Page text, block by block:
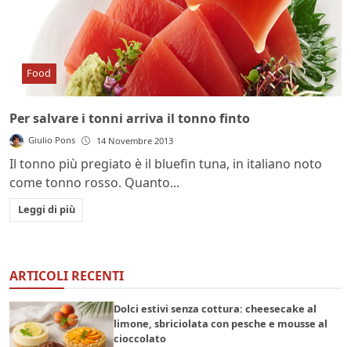
Food
Per salvare i tonni arriva il tonno finto
Giulio Pons 14 Novembre 2013
Il tonno più pregiato è il bluefin tuna, in italiano noto
come tonno rosso. Quanto...
Leggi di più
ARTICOLI RECENTI
Dolci estivi senza cottura: cheesecake al
limone, sbriciolata con pesche e mousse al
cioccolato